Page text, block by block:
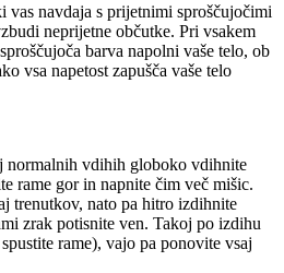
vas navdaja s prijetnimi sproščujočimi
neprijetne občutke. Pri vsakem
barva napolni vaše telo, ob
vsa napetost zapušča vaše telo
normalnih vdihih globoko vdihnite
rame gor in napnite čim več mišic.
trenutkov, nato pa hitro izdihnite
zrak potisnite ven. Takoj po izdihu
rame), vajo pa ponovite vsaj